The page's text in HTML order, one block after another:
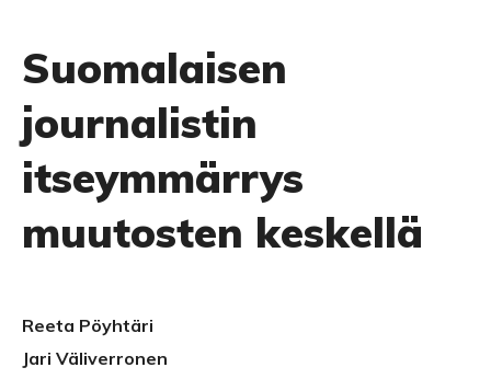
Suomalaisen
journalistin
itseymmärrys
muutosten keskellä
Reeta Pöyhtäri
Jari Väliverronen